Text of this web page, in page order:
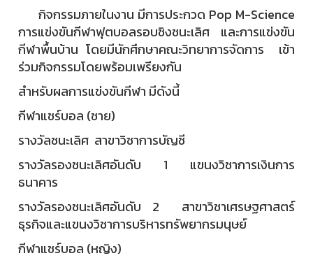
กิจกรรมภายในงาน มีการประกวด Pop M-Science
การแข่งขันกีฬาฟุตบอลรอบชิงชนะเลิศ และการแข่งขัน
กีฬาพื้นบ้าน โดยมีนักศึกษาคณะวิทยาการจัดการ เข้า
ร่วมกิจกรรมโดยพร้อมเพรียงกัน
สำหรับผลการแข่งขันกีฬา มีดังนี้
กีฬาแชร์บอล (ชาย)
รางวัลชนะเลิศ สาขาวิชาการบัญชี
รางวัลรองชนะเลิศอันดับ 1 แขนงวิชาการเงินการ
ธนาคาร
รางวัลรองชนะเลิศอันดับ 2 สาขาวิชาเศรษฐศาสตร์
ธุรกิจและแขนงวิชาการบริหารทรัพยากรมนุษย์
กีฬาแชร์บอล (หญิง)